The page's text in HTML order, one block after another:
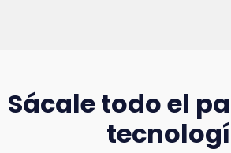
Sácale todo el